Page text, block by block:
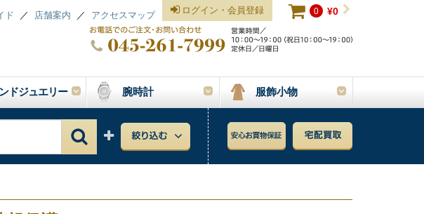
0 ¥0
ログイン・会員登録
ド 店舗案内 アクセスマップ
ドジュエリー 腕時計 服飾小物